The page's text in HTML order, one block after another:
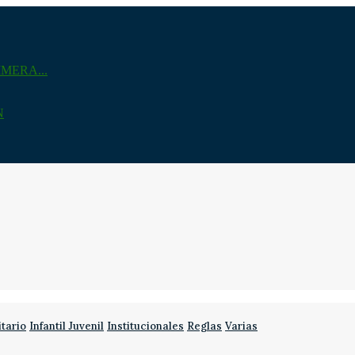
Infantil Juvenil Institucionales Reglas Varias